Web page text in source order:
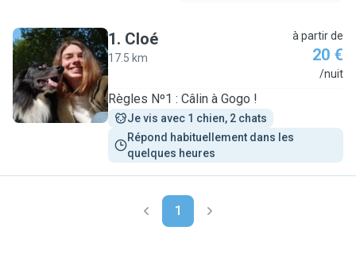
C
1. Cloé
17.5 km
à partir de
20 €
/nuit
Règles Nº1 : Câlin à Gogo !
Je vis avec 1 chien, 2 chats
Répond habituellement dans les
quelques heures
1